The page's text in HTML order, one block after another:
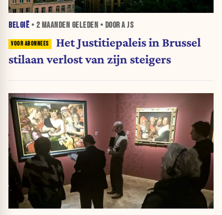
BELGIË • 2 MAANDEN GELEDEN • DOOR A JS
Het Justitiepaleis in Brussel
stilaan verlost van zijn steigers